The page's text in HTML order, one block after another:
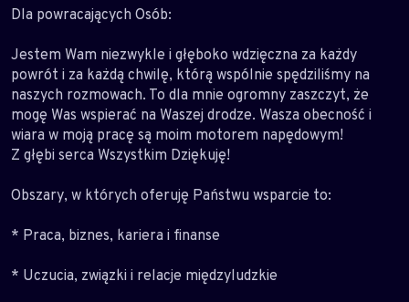
Dla powracających Osób:
Jestem Wam niezwykle i głęboko wdzięczna za każdy
powrót i za każdą chwilę, którą wspólnie spędziliśmy na
naszych rozmowach. To dla mnie ogromny zaszczyt, że
mogę Was wspierać na Waszej drodze. Wasza obecność i
wiara w moją pracę są moim motorem napędowym!
Z głębi serca Wszystkim Dziękuję!
Obszary, w których oferuję Państwu wsparcie to:
* Praca, biznes, kariera i finanse
* Uczucia, związki i relacje międzyludzkie